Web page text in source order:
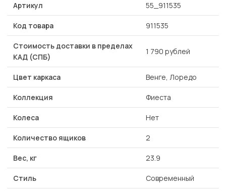
Артикул 55_911535
Код товара 911535
Стоимость доставки в пределах
КАД (СПБ)
1 790 рублей
Цвет каркаса Венге, Лоредо
Коллекция Фиеста
Колеса Нет
Количество ящиков 2
Вес, кг 23.9
Стиль Современный